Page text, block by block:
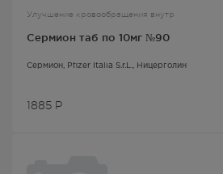
Улучшение кровообращения внутр
Сермион таб по 10мг №90
Сермион , Pfizer Italia S.r.L., Ницерголин
1885 Р